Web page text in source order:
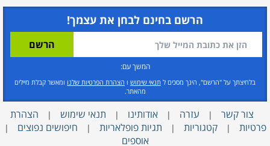
הרשם בחינם לבחן את עצמך!
המשך עם:
בלחיצתך על "הרשם", הינך מסכים ל תנאי שימוש ו הצהרת הפרטיות שלנו ומאשר קבלת מיילים
מהאתר.
צור קשר | עזרה | אודותינו | תנאי שימוש |
הצהרת
פרטיות
| קטגוריות | תגיות פופלאריות | חיפושים נפוצים |
אוספים